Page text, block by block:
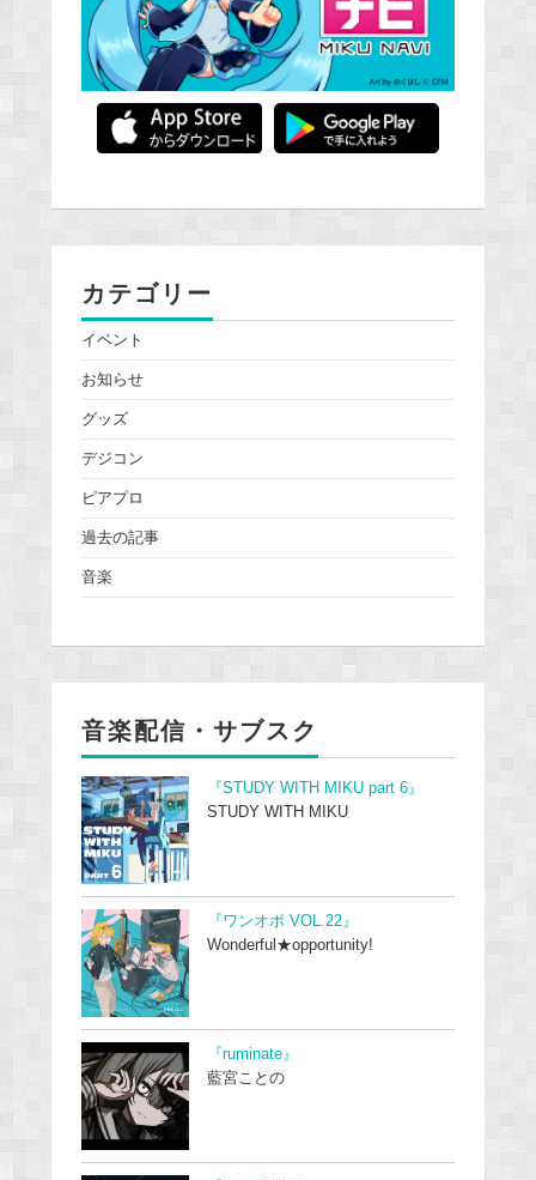
カテゴリー
イベント
お知らせ
グッズ
デジコン
ピアプロ
過去の記事
音楽
音楽配信・サブスク
『STUDY WITH MIKU part 6』
STUDY WITH MIKU
『ワンオポ VOL.22』
Wonderful★opportunity!
『ruminate』
藍宮ことの